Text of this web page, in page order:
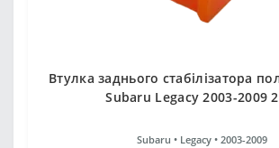
Втулка заднього стабілізатора
Subaru Legacy 2003-2009
Subaru • Legacy • 2003-2009